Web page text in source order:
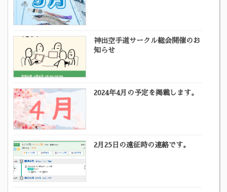
神出空手道サークル総会開催のお
知らせ
2024年4月の予定を掲載します。
2月25日の遠征時の連絡です。